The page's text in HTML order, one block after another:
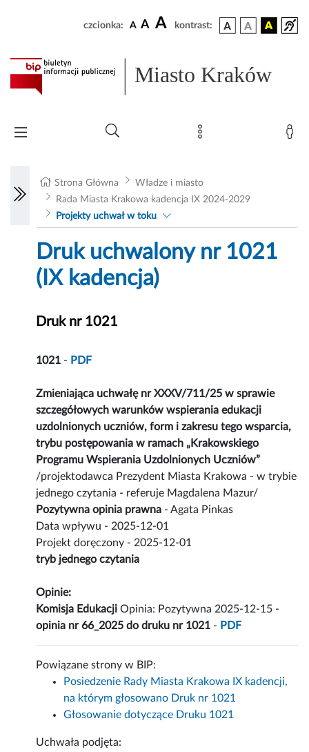
czcionka: A A A kontrast:
Miasto Kraków
Strona Główna
Władze i miasto
Rada Miasta Krakowa kadencja IX 2024-2029
Projekty uchwał w toku
Druk uchwalony nr 1021
(IX kadencja)
Druk nr 1021
1021 - PDF
Zmieniająca uchwałę nr XXXV/711/25 w sprawie
szczegółowych warunków wspierania edukacji
uzdolnionych uczniów, form i zakresu tego wsparcia,
trybu postępowania w ramach „Krakowskiego
Programu Wspierania Uzdolnionych Uczniów”
/projektodawca Prezydent Miasta Krakowa - w trybie
jednego czytania - referuje Magdalena Mazur/
Pozytywna opinia prawna - Agata Pinkas
Data wpływu - 2025-12-01
Projekt doręczony - 2025-12-01
tryb jednego czytania
Opinie:
Komisja Edukacji Opinia: Pozytywna 2025-12-15 -
opinia nr 66_2025 do druku nr 1021 - PDF
Powiązane strony w BIP:
Posiedzenie Rady Miasta Krakowa IX kadencji,
na którym głosowano Druk nr 1021
Głosowanie dotyczące Druku 1021
Uchwała podjęta: